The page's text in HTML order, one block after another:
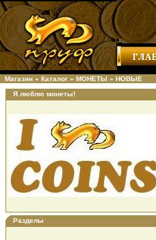
Магазин » Каталог » МОНЕТЫ » НОВЫЕ
Я люблю монеты!
Разделы